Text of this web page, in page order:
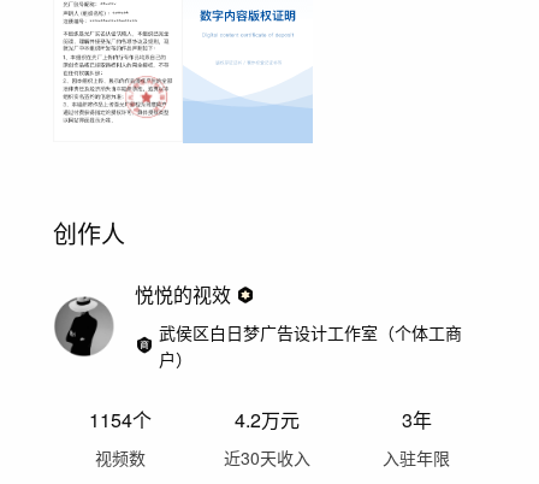
创作人
悦悦的视效
武侯区白日梦广告设计工作室（个体工商
户）
1154个
视频数
4.2万元
近30天收入
3年
入驻年限